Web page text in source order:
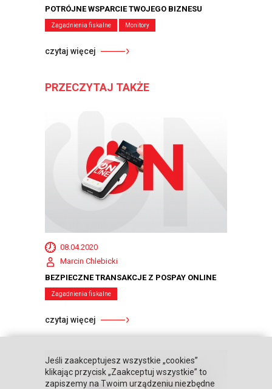
POTRÓJNE WSPARCIE TWOJEGO BIZNESU
Zagadnienia fiskalne Monitory
czytaj więcej
PRZECZYTAJ TAKŻE
08.04.2020
Marcin Chlebicki
BEZPIECZNE TRANSAKCJE Z POSPAY ONLINE
Zagadnienia fiskalne
czytaj więcej
Jeśli zaakceptujesz wszystkie „cookies”
klikając przycisk „Zaakceptuj wszystkie” to
zapiszemy na Twoim urządzeniu niezbędne